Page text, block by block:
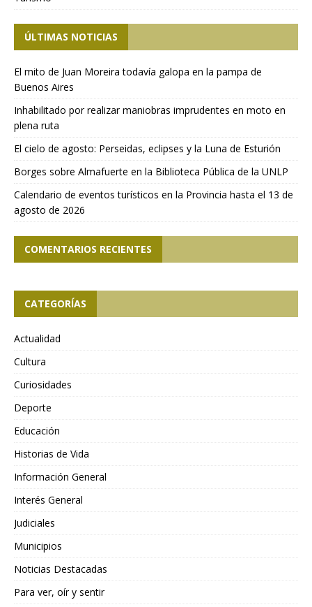
ÚLTIMAS NOTICIAS
El mito de Juan Moreira todavía galopa en la pampa de
Buenos Aires
Inhabilitado por realizar maniobras imprudentes en moto en
plena ruta
El cielo de agosto: Perseidas, eclipses y la Luna de Esturión
Borges sobre Almafuerte en la Biblioteca Pública de la UNLP
Calendario de eventos turísticos en la Provincia hasta el 13 de
agosto de 2026
COMENTARIOS RECIENTES
CATEGORÍAS
Actualidad
Cultura
Curiosidades
Deporte
Educación
Historias de Vida
Información General
Interés General
Judiciales
Municipios
Noticias Destacadas
Para ver, oír y sentir